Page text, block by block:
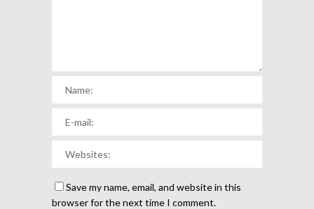
Save my name, email, and website in this
browser for the next time I comment.